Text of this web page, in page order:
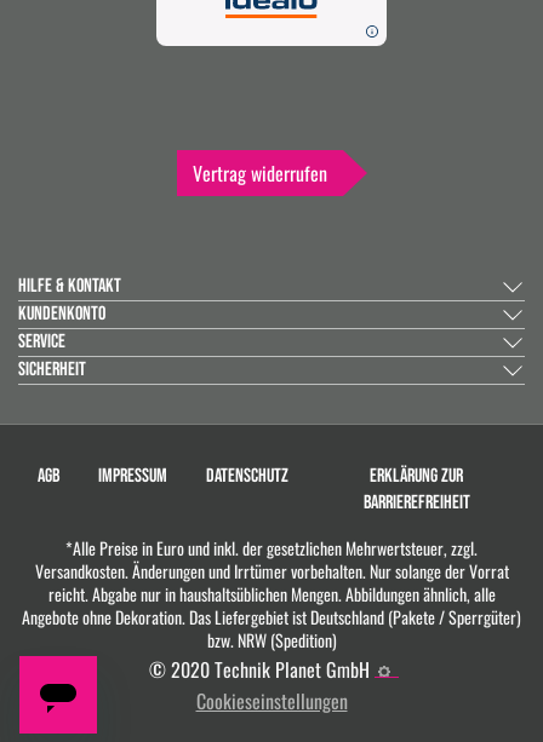
Vertrag widerrufen
HILFE & KONTAKT
KUNDENKONTO
SERVICE
SICHERHEIT
AGB IMPRESSUM DATENSCHUTZ
ERKLÄRUNG ZUR
BARRIEREFREIHEIT
*Alle Preise in Euro und inkl. der gesetzlichen Mehrwertsteuer, zzgl.
Versandkosten. Änderungen und Irrtümer vorbehalten. Nur solange der Vorrat
reicht. Abgabe nur in haushaltsüblichen Mengen. Abbildungen ähnlich, alle
Angebote ohne Dekoration. Das Liefergebiet ist Deutschland (Pakete / Sperrgüter)
bzw. NRW (Spedition)
© 2020 Technik Planet GmbH
Cookieseinstellungen